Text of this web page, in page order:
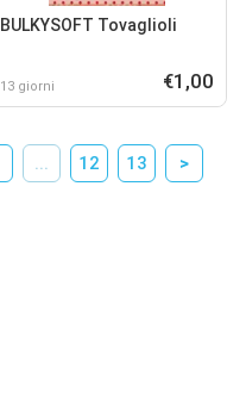
BULKYSOFT Tovaglioli
13 giorni €1,00
12 13 >